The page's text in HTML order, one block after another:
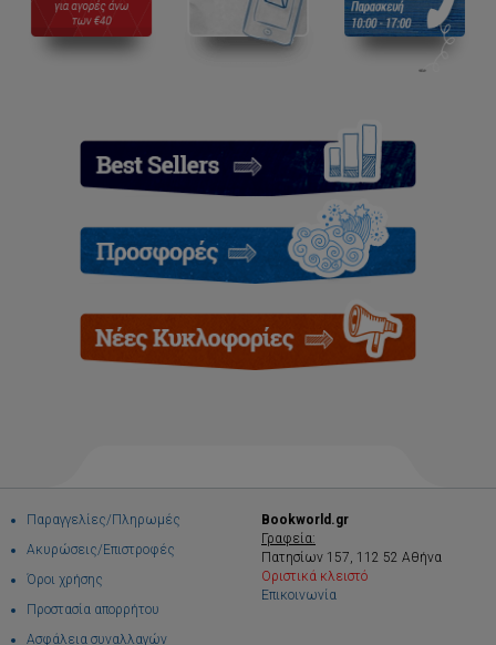
Παραγγελίες/Πληρωμές
Ακυρώσεις/Επιστροφές
Όροι χρήσης
Προστασία απορρήτου
Ασφάλεια συναλλαγών
Bookworld.gr
Γραφεία:
Πατησίων 157, 112 52 Αθήνα
Οριστικά κλειστό
Επικοινωνία